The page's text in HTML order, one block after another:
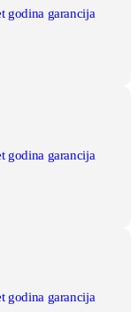
godina garancija
godina garancija
godina garancija